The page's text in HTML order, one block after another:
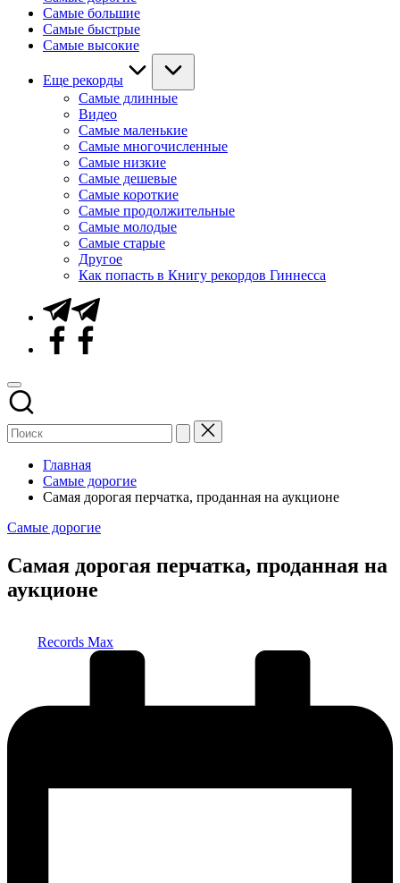
Самые большие
Самые быстрые
Самые высокие
Еще рекорды
Самые длинные
Видео
Самые маленькие
Самые многочисленные
Самые низкие
Самые дешевые
Самые короткие
Самые продолжительные
Самые молодые
Самые старые
Другое
Как попасть в Книгу рекордов Гиннесса
Telegram
Facebook
Главная
Самые дорогие
Самая дорогая перчатка, проданная на аукционе
Опубликовано
Самые дорогие
Самая дорогая перчатка, проданная на
аукционе
Records Max